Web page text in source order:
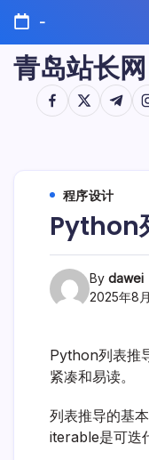
Skip
content
-
青岛站长网
https://https://https://
程序设计
Python
By dawei
2025年8
Python列表推
紧凑和易读。
列表推导的基
iterable是可迭